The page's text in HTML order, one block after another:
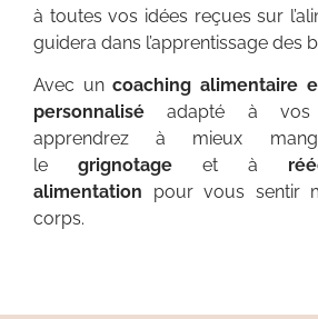
à toutes vos idées reçues sur
guidera dans l’apprentissage des
Avec uncoaching alimentaire
personnalisé adapté à vos
apprendrez à mieux
le grignotage et à
alimentation pour vous sentir
corps.